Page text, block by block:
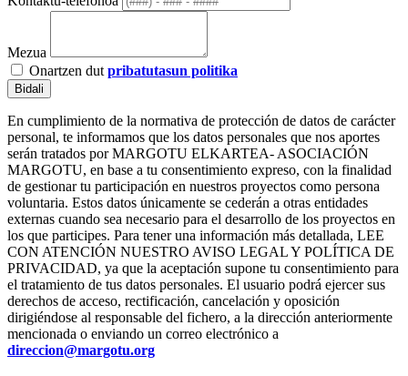
Mezua
Onartzen dut pribatutasun politika
Bidali
En cumplimiento de la normativa de protección de datos de carácter
personal, te informamos que los datos personales que nos aportes
serán tratados por MARGOTU ELKARTEA- ASOCIACIÓN
MARGOTU, en base a tu consentimiento expreso, con la finalidad
de gestionar tu participación en nuestros proyectos como persona
voluntaria. Estos datos únicamente se cederán a otras entidades
externas cuando sea necesario para el desarrollo de los proyectos en
los que participes. Para tener una información más detallada, LEE
CON ATENCIÓN NUESTRO AVISO LEGAL Y POLÍTICA DE
PRIVACIDAD, ya que la aceptación supone tu consentimiento para
el tratamiento de tus datos personales. El usuario podrá ejercer sus
derechos de acceso, rectificación, cancelación y oposición
dirigiéndose al responsable del fichero, a la dirección anteriormente
mencionada o enviando un correo electrónico a
direccion@margotu.org